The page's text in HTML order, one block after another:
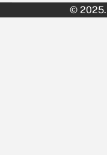
© 2025.